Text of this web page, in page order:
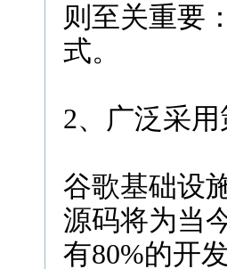
则至关重要
式。
2、广泛采
谷歌基础设
源码将为当
有80%的开